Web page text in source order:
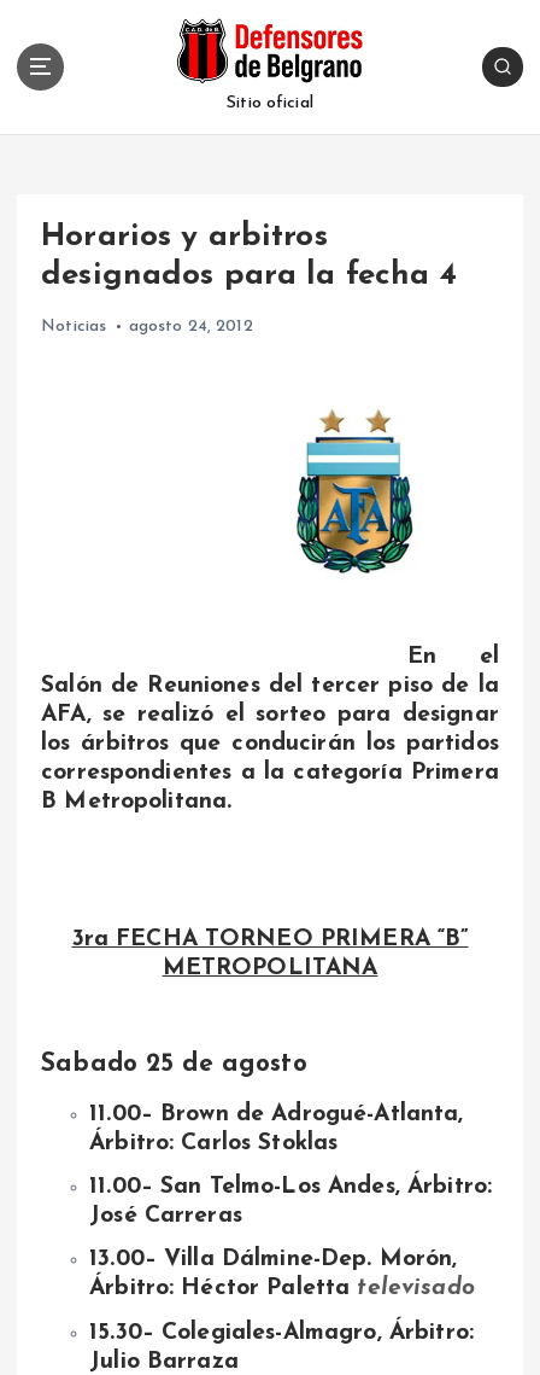
Sitio oficial
Horarios y arbitros
designados para la fecha 4
Noticias agosto 24, 2012
En el
Salón de Reuniones del tercer piso de la
AFA, se realizó el sorteo para designar
los árbitros que conducirán los partidos
correspondientes a la categoría Primera
B Metropolitana.
3ra FECHA TORNEO PRIMERA “B”
METROPOLITANA
Sabado 25 de agosto
11.00– Brown de Adrogué-Atlanta,
Árbitro: Carlos Stoklas
11.00– San Telmo-Los Andes, Árbitro:
José Carreras
13.00– Villa Dálmine-Dep. Morón,
Árbitro: Héctor Paletta televisado
15.30– Colegiales-Almagro, Árbitro:
Julio Barraza